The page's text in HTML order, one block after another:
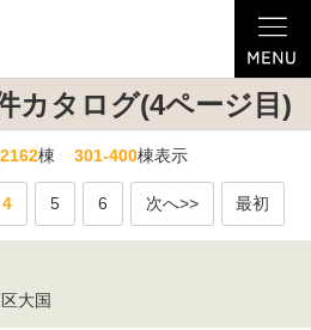
カタログ(4ページ目)
2162棟 301-400棟表示
4 5 6 次へ>> 最初
大国